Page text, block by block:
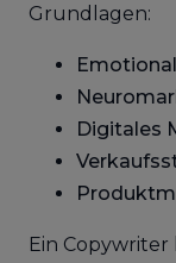
Grundlagen:
Digitales
Ein